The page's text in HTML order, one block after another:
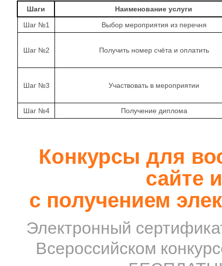
Шаги
Наименование услуги
Шаг №1
Выбор мероприятия из перечня
Шаг №2 Получить номер счёта и оплатить
Шаг №3 Участвовать в мероприятии
Шаг №4 Получение диплома
Конкурсы для
сайте
с получением
Электронный
Всероссийском